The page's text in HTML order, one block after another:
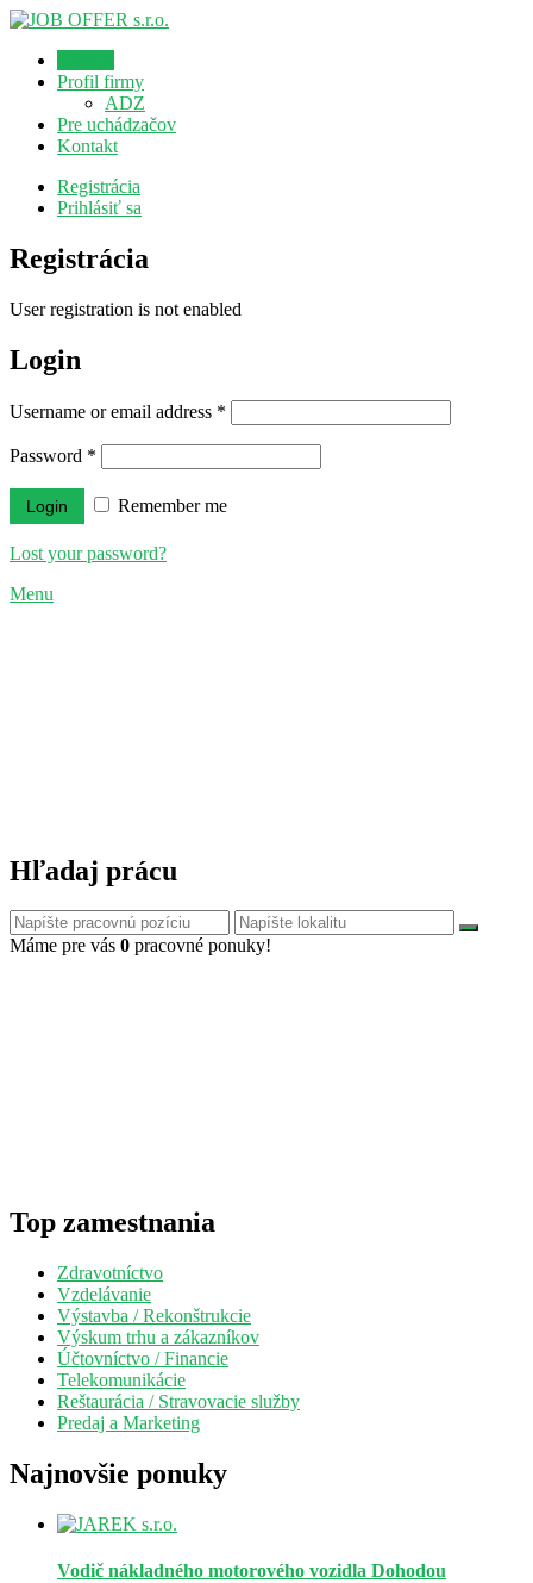
Profil firmy
ADZ
Pre uchádzačov
Kontakt
Registrácia
Prihlásiť sa
Registrácia
User registration is not enabled
Login
Username or email address *
Password *
Remember me
Lost your password?
Menu
Hľadaj prácu
Máme pre vás 0 pracovné ponuky!
Top zamestnania
Zdravotníctvo
Vzdelávanie
Výstavba / Rekonštrukcie
Výskum trhu a zákazníkov
Účtovníctvo / Financie
Telekomunikácie
Reštaurácia / Stravovacie služby
Predaj a Marketing
Najnovšie ponuky
Vodič nákladného motorového vozidla Dohodou